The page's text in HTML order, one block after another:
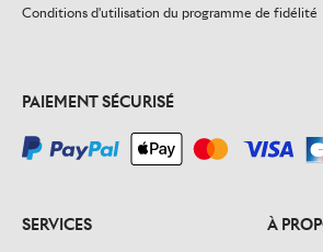
Conditions d'utilisation du programme de fidélité
PAIEMENT SÉCURISÉ
SERVICES À